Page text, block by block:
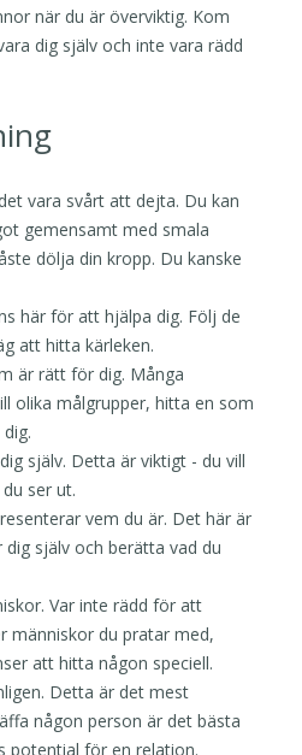
när du är överviktig. Kom
dig själv och inte vara rädd
vara svårt att dejta. Du kan
gemensamt med smala
dölja din kropp. Du kanske
här för att hjälpa dig. Följ de
att hitta kärleken.
är rätt för dig. Många
olika målgrupper, hitta en som
själv. Detta är viktigt - du vill
ser ut.
vem du är. Det här är
själv och berätta vad du
Var inte rädd för att
människor du pratar med,
att hitta någon speciell.
Detta är det mest
någon person är det bästa
potential för en relation.